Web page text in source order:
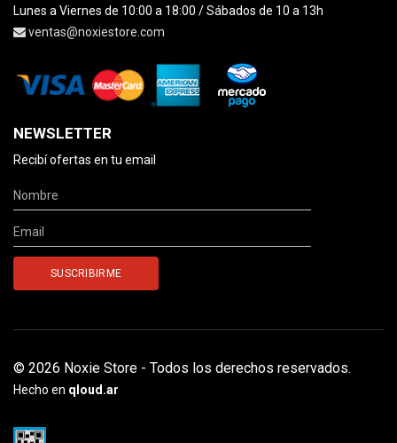
Lunes a Viernes de 10:00 a 18:00 / Sábados de 10 a 13h
ventas@noxiestore.com
NEWSLETTER
Recibí ofertas en tu email
© 2026 Noxie Store - Todos los derechos reservados.
Hecho en qloud.ar